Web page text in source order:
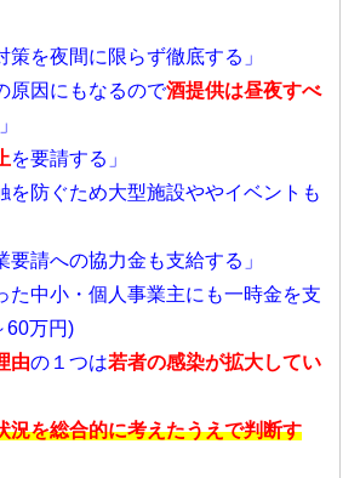
を夜間に限らず徹底する」
原因にもなるので酒提供は昼夜すべ
を要請する」
を防ぐため大型施設ややイベントも
請への協力金も支給する」
た中小・個人事業主にも一時金を支
60万円)
由の１つは若者の感染が拡大してい
況を総合的に考えたうえで判断す